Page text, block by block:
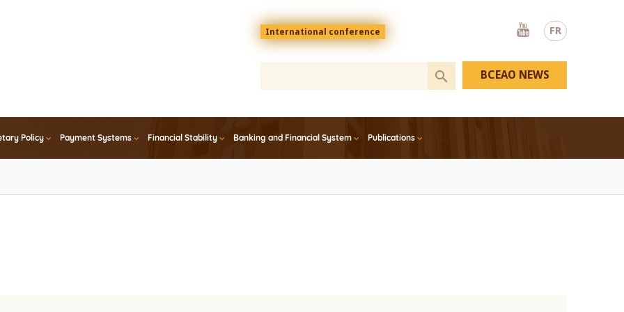
FR
Menu
top
En
International conference
Youtube
Policy Payment Systems Financial Stability Banking and Financial System Publications
BCEAO NEWS